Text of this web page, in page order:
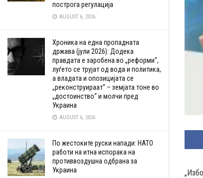
построга регулација
AUGUST 6, 2026
Хроника на една пропадната
држава (јули 2026): Додека
правдата е заробена во „реформи“,
луѓето се трујат од вода и политика,
а владата и опозицијата се
„реконструираат“ – земјата тоне во
„достоинство“ и молчи пред
Украина
AUGUST 6, 2026
По жестоките руски напади: НАТО
работи на итна испорака на
противвоздушна одбрана за
Украина